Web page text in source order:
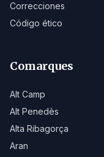
Correcciones
Código ético
Comarques
Alt Camp
Alt Penedès
Alta Ribagorça
Aran